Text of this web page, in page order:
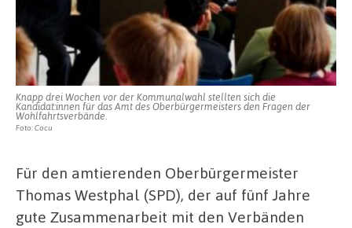
Knapp drei Wochen vor der Kommunalwahl stellten sich die
Kandidat:innen für das Amt des Oberbürgermeisters den Fragen der
Wohlfahrtsverbände.
Foto: Cocu
Für den amtierenden Oberbürgermeister
Thomas Westphal (SPD), der auf fünf Jahre
gute Zusammenarbeit mit den Verbänden